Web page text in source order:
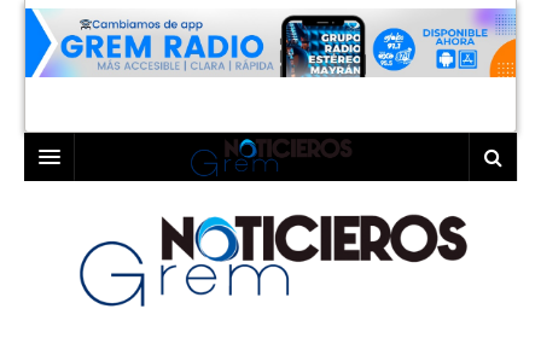
LAGUNA
TORREÓN
COAHUILA